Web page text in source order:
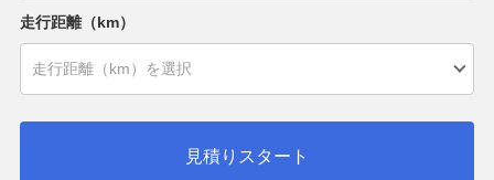
走行距離（km）
見積りスタート